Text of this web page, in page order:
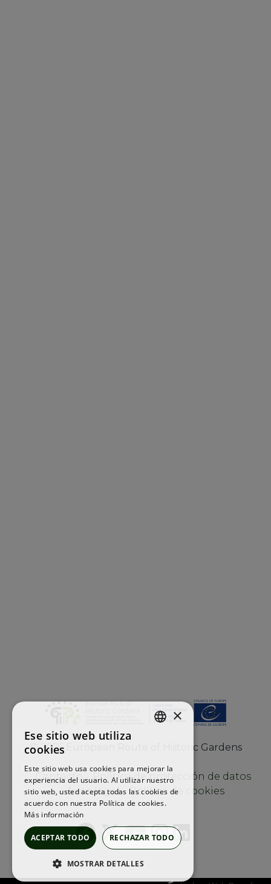
©2026 European Route of Historic Gardens
Contacto
Política de protección de datos
Aviso legal
Política de cookies
SPANISH
×
Ese sitio web utiliza
cookies
Este sitio web usa cookies para mejorar la
experiencia del usuario. Al utilizar nuestro
sitio web, usted acepta todas las cookies de
acuerdo con nuestra Política de cookies.
Más información
ACEPTAR TODO RECHAZAR TODO
MOSTRAR DETALLES
COOKIES ESTRICTAMENTE